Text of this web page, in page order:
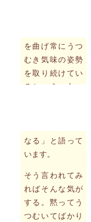
を曲げ常にうつ
むき気味の姿勢
を取り続けてい
ると、うつ向い
なる」と語って
います。
そう言われてみ
ればそんな気が
する。黙ってう
つむいてばかり